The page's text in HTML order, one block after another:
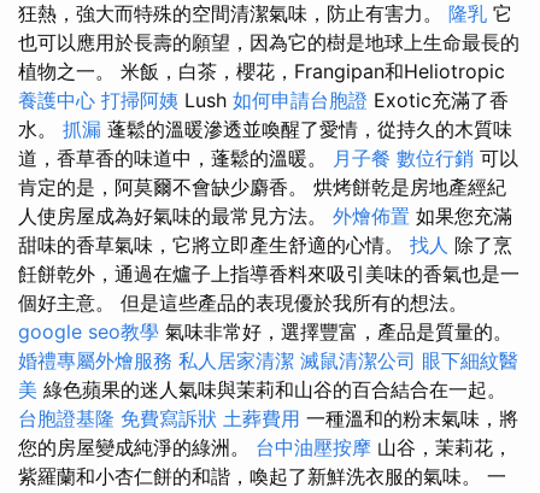
狂熱，強大而特殊的空間清潔氣味，防止有害力。 隆乳 它
也可以應用於長壽的願望，因為它的樹是地球上生命最長的
植物之一。 米飯，白茶，櫻花，Frangipan和Heliotropic
養護中心 打掃阿姨 Lush 如何申請台胞證 Exotic充滿了香
水。 抓漏 蓬鬆的溫暖滲透並喚醒了愛情，從持久的木質味
道，香草香的味道中，蓬鬆的溫暖。 月子餐 數位行銷 可以
肯定的是，阿莫爾不會缺少麝香。 烘烤餅乾是房地產經紀
人使房屋成為好氣味的最常見方法。 外燴佈置 如果您充滿
甜味的香草氣味，它將立即產生舒適的心情。 找人 除了烹
飪餅乾外，通過在爐子上指導香料來吸引美味的香氣也是一
個好主意。 但是這些產品的表現優於我所有的想法。
google seo教學 氣味非常好，選擇豐富，產品是質量的。
婚禮專屬外燴服務 私人居家清潔 滅鼠清潔公司 眼下細紋醫
美 綠色蘋果的迷人氣味與茉莉和山谷的百合結合在一起。
台胞證基隆 免費寫訴狀 土葬費用 一種溫和的粉末氣味，將
您的房屋變成純淨的綠洲。 台中油壓按摩 山谷，茉莉花，
紫羅蘭和小杏仁餅的和諧，喚起了新鮮洗衣服的氣味。 一